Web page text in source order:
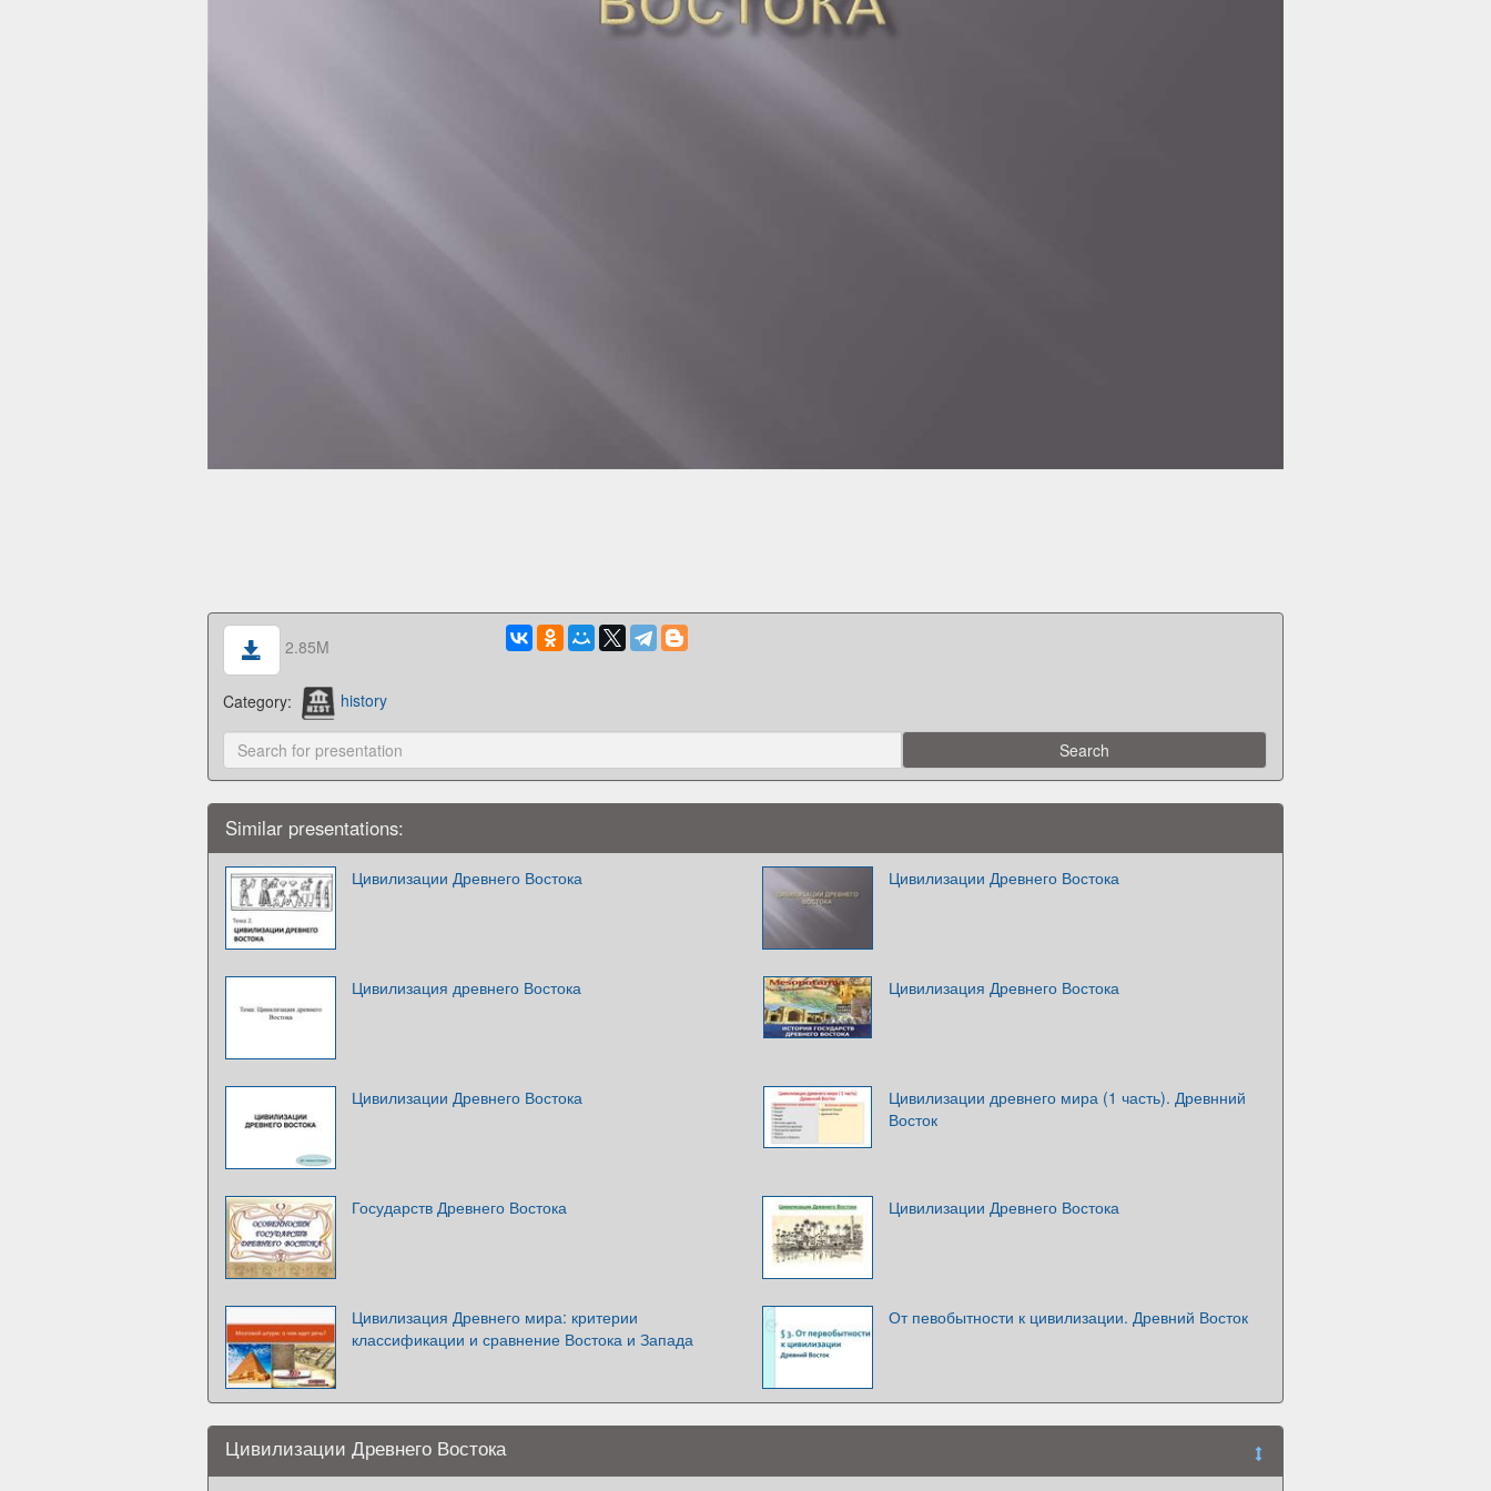
2.85M
Category: history
Similar presentations:
Цивилизации Древнего Востока Цивилизации Древнего Востока
Цивилизация древнего Востока Цивилизация Древнего Востока
Цивилизации Древнего Востока
Цивилизации древнего мира (1 часть). Древнний
Восток
Государств Древнего Востока Цивилизации Древнего Востока
Цивилизация Древнего мира: критерии
классификации и сравнение Востока и Запада
От певобытности к цивилизации. Древний Восток
Цивилизации Древнего Востока